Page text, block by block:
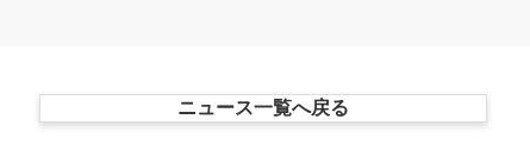
ニュース一覧へ戻る